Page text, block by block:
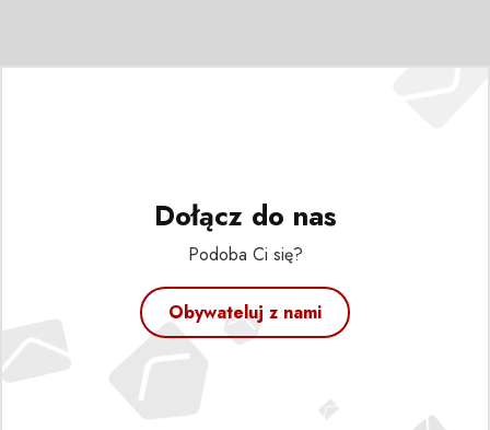
Dołącz do nas
Podoba Ci się?
Obywateluj z nami